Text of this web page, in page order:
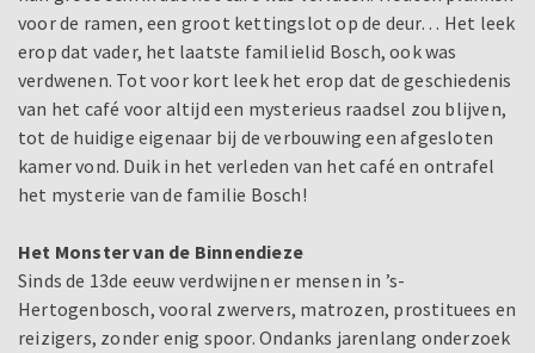
voor de ramen, een groot kettingslot op de deur… Het leek
erop dat vader, het laatste familielid Bosch, ook was
verdwenen. Tot voor kort leek het erop dat de geschiedenis
van het café voor altijd een mysterieus raadsel zou blijven,
tot de huidige eigenaar bij de verbouwing een afgesloten
kamer vond. Duik in het verleden van het café en ontrafel
het mysterie van de familie Bosch!
Het Monster van de Binnendieze
Sinds de 13de eeuw verdwijnen er mensen in ’s-
Hertogenbosch, vooral zwervers, matrozen, prostituees en
reizigers, zonder enig spoor. Ondanks jarenlang onderzoek